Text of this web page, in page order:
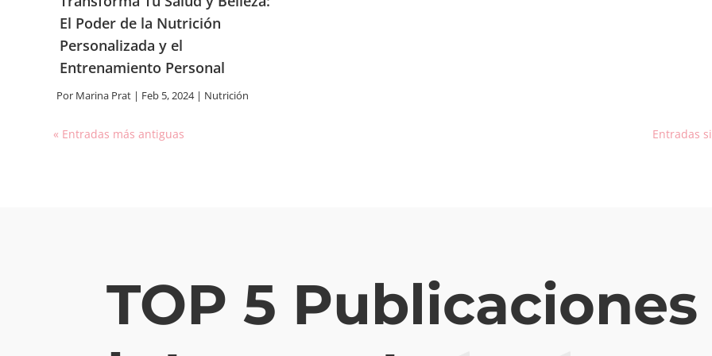
El Poder de la Nutrición
Personalizada y el
Entrenamiento Personal
Por Marina Prat | Feb 5, 2024| Nutrición
« Entradas más antiguas Entradas
TOP 5 Publicaciones